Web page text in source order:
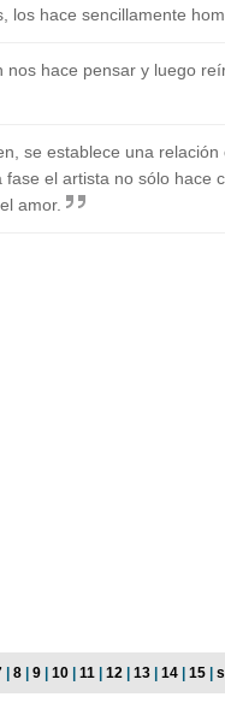
los hace sencillamente
hace pensar y luego
se establece una relación
el artista no sólo hace
amor.
8 9 10 11 12 13 14 15